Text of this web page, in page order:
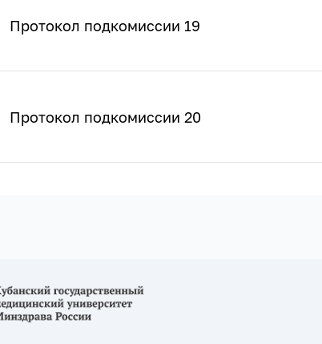
Протокол подкомиссии 19
Протокол подкомиссии 20